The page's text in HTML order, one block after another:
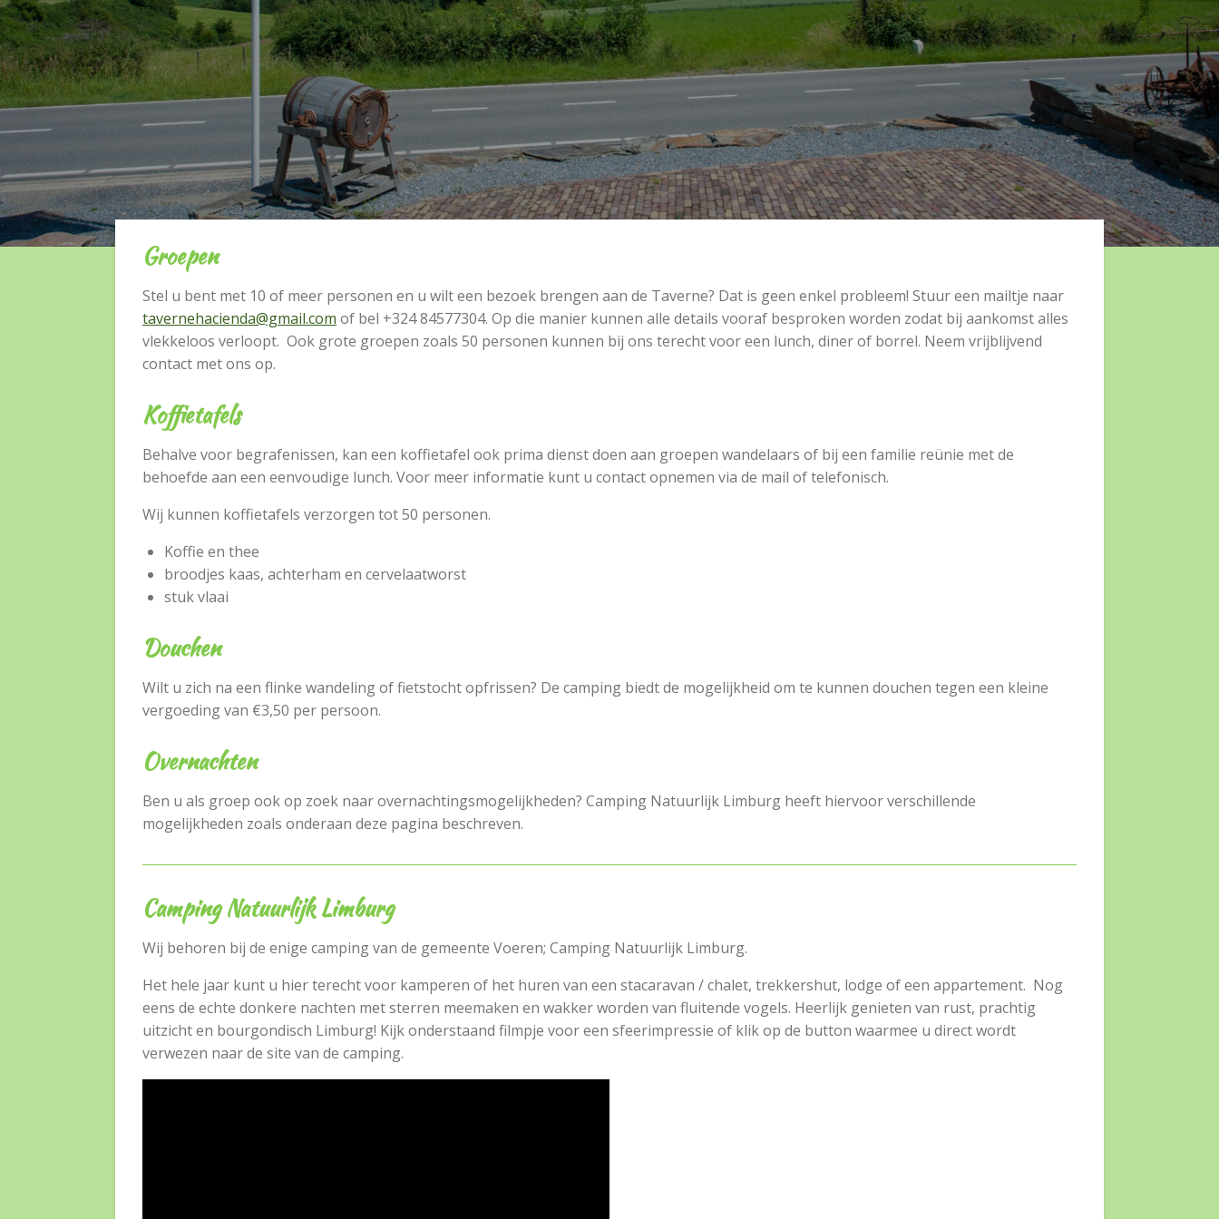
Groepen
Stel u bent met 10 of meer personen en u wilt een bezoek brengen aan de Taverne? Dat is geen enkel probleem! Stuur een mailtje naar
tavernehacienda@gmail.com of bel +324 84577304. Op die manier kunnen alle details vooraf besproken worden zodat bij aankomst alles
vlekkeloos verloopt. Ook grote groepen zoals 50 personen kunnen bij ons terecht voor een lunch, diner of borrel. Neem vrijblijvend
contact met ons op.
Koffietafels
Behalve voor begrafenissen, kan een koffietafel ook prima dienst doen aan groepen wandelaars of bij een familie reünie met de
behoefde aan een eenvoudige lunch. Voor meer informatie kunt u contact opnemen via de mail of telefonisch.
Wij kunnen koffietafels verzorgen tot 50 personen.
Koffie en thee
broodjes kaas, achterham en cervelaatworst
stuk vlaai
Douchen
Wilt u zich na een flinke wandeling of fietstocht opfrissen? De camping biedt de mogelijkheid om te kunnen douchen tegen een kleine
vergoeding van €3,50 per persoon.
Overnachten
Ben u als groep ook op zoek naar overnachtingsmogelijkheden? Camping Natuurlijk Limburg heeft hiervoor verschillende
mogelijkheden zoals onderaan deze pagina beschreven.
Camping Natuurlijk Limburg
Wij behoren bij de enige camping van de gemeente Voeren; Camping Natuurlijk Limburg.
Het hele jaar kunt u hier terecht voor kamperen of het huren van een stacaravan / chalet, trekkershut, lodge of een appartement. Nog
eens de echte donkere nachten met sterren meemaken en wakker worden van fluitende vogels. Heerlijk genieten van rust, prachtig
uitzicht en bourgondisch Limburg! Kijk onderstaand filmpje voor een sfeerimpressie of klik op de button waarmee u direct wordt
verwezen naar de site van de camping.